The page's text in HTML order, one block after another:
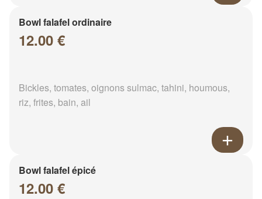
Bowl falafel ordinaire
12.00 €
Bickles, tomates, oignons sulmac, tahini, houmous,
riz, frites, bain, ail
Bowl falafel épicé
12.00 €